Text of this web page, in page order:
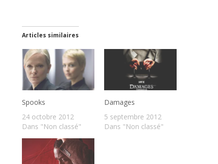
Articles similaires
Spooks
24 octobre 2012
Dans "Non classé"
Damages
5 septembre 2012
Dans "Non classé"